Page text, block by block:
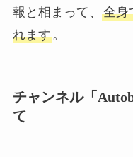
報と相まって、 全身
れます。
チャンネル「
て